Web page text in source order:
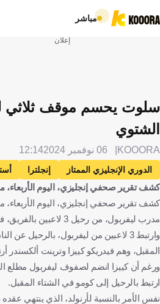
مباشر
إعلان
سلوت يحسم موقف ثلاثي
الشتوي
KOOORA 06 نوفمبر 2024 12:14
الدوري الإنجليزي الممتاز إنجلترا
ليفربول
آرني سلوت هولندا
واتارو إندو
اليابان ترينت ألكسندر
كشف تقرير صحفي إنجليزي، اليوم
كشف تقرير صحفي إنجليزي، اليوم
مدرب ليفربول، من رحيل 3 لاعبين بالفريق، في يناير/كانون الثاني المقبل.
وارتبط 3 لاعبين من ليفربول، بالرحيل
المقبل، وهم فيدريكو كييزا وترينت ألكسندر
ورغم أن كييزا انضم لصفوف ليفربول مطلع
ارتبط بالرحيل إلى كومو في الشتاء المقبل.
نفس الأمر بالنسبة لأرنولد، الذي ينتهي